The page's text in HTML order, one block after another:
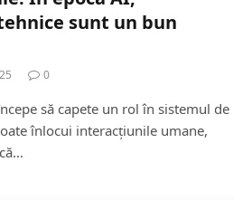
sunt un bun
0
să capete un rol în sistemul de
înlocui interacțiunile umane,